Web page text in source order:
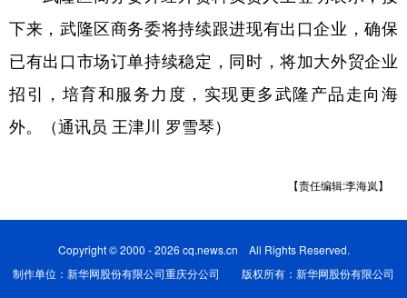
下来，武隆区商务委将持续跟进现有出口企业，确保
已有出口市场订单持续稳定，同时，将加大外贸企业
招引，培育和服务力度，实现更多武隆产品走向海
外。（通讯员 王津川 罗雪琴）
【责任编辑:李海岚】
Copyright © 2000 - 2026 cq.news.cn All Rights Reserved.
制作单位：新华网股份有限公司重庆分公司 版权所有：新华网股份有限公司